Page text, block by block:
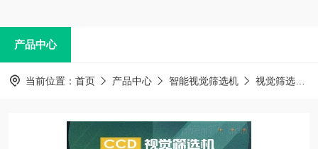
产品中心
当前位置： 首页 产品中心 智能视觉筛选机 视觉筛选机